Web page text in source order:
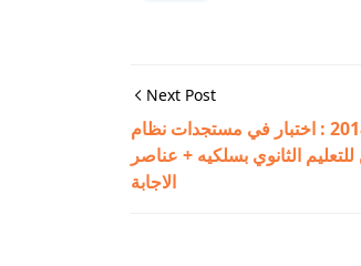
Next Post
مباراة التعاقد 2018 : اختبار في مستجدات نظام
للتعليم الثانوي بسلكيه + عناصر
الاجابة